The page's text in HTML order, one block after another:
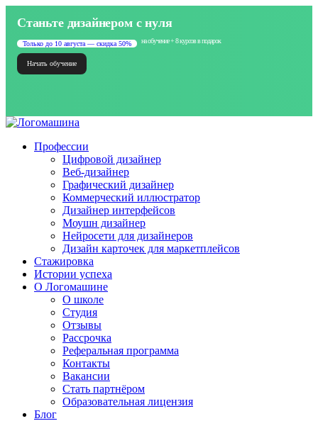
Станьте дизайнером с нуля
Только до 10 августа — скидка 50% на обучение + 8 курсов в подарок
Начать обучение
Профессии
Цифровой дизайнер
Веб-дизайнер
Графический дизайнер
Коммерческий иллюстратор
Дизайнер интерфейсов
Моушн дизайнер
Нейросети для дизайнеров
Дизайн карточек для маркетплейсов
Стажировка
Истории успеха
О Логомашине
О школе
Студия
Отзывы
Рассрочка
Реферальная программа
Контакты
Вакансии
Стать партнёром
Образовательная лицензия
Блог